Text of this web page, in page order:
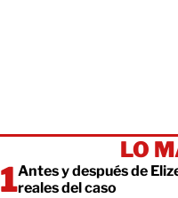
LO
Antes y después de
reales del caso